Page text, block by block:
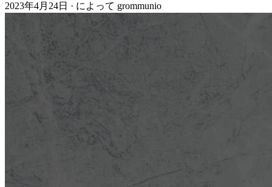
2023年4月24日 · によって grommunio